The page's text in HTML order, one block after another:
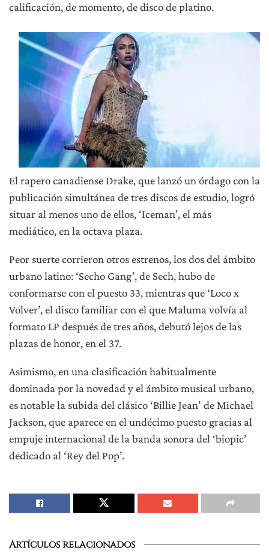
calificación, de momento, de disco de platino.
El rapero canadiense Drake, que lanzó un órdago con la
publicación simultánea de tres discos de estudio, logró
situar al menos uno de ellos, ‘Iceman’, el más
mediático, en la octava plaza.
Peor suerte corrieron otros estrenos, los dos del ámbito
urbano latino: ‘Secho Gang’, de Sech, hubo de
conformarse con el puesto 33, mientras que ‘Loco x
Volver’, el disco familiar con el que Maluma volvía al
formato LP después de tres años, debutó lejos de las
plazas de honor, en el 37.
Asimismo, en una clasificación habitualmente
dominada por la novedad y el ámbito musical urbano,
es notable la subida del clásico ‘Billie Jean’ de Michael
Jackson, que aparece en el undécimo puesto gracias al
empuje internacional de la banda sonora del ‘biopic’
dedicado al ‘Rey del Pop’.
Artículos relacionados